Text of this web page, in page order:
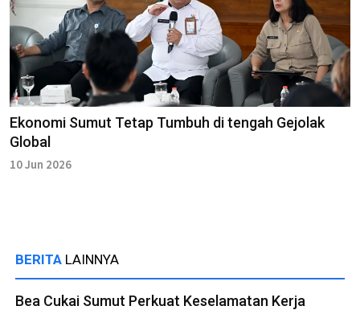
Ekonomi Sumut Tetap Tumbuh di tengah Gejolak
Global
10 Jun 2026
BERITA LAINNYA
Bea Cukai Sumut Perkuat Keselamatan Kerja